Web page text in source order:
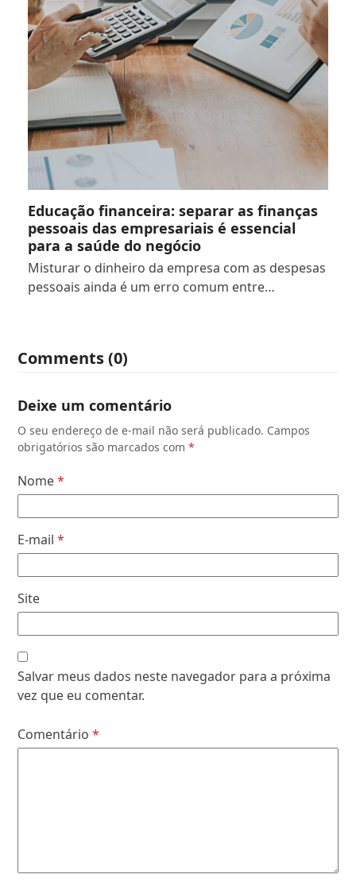
Educação financeira: separar as finanças
pessoais das empresariais é essencial
para a saúde do negócio
Misturar o dinheiro da empresa com as despesas
pessoais ainda é um erro comum entre…
Comments (0)
Deixe um comentário
O seu endereço de e-mail não será publicado. Campos
obrigatórios são marcados com*
Nome*
E-mail*
Site
Salvar meus dados neste navegador para a próxima
vez que eu comentar.
Comentário*